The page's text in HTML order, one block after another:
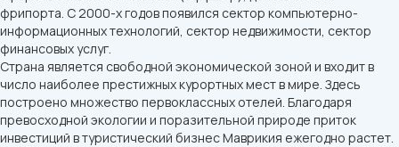
фрипорта. С 2000-х годов появился сектор компьютерно-
информационных технологий, сектор недвижимости, сектор
финансовых услуг.
Страна является свободной экономической зоной и входит в
число наиболее престижных курортных мест в мире. Здесь
построено множество первоклассных отелей. Благодаря
превосходной экологии и поразительной природе приток
инвестиций в туристический бизнес Маврикия ежегодно растет.